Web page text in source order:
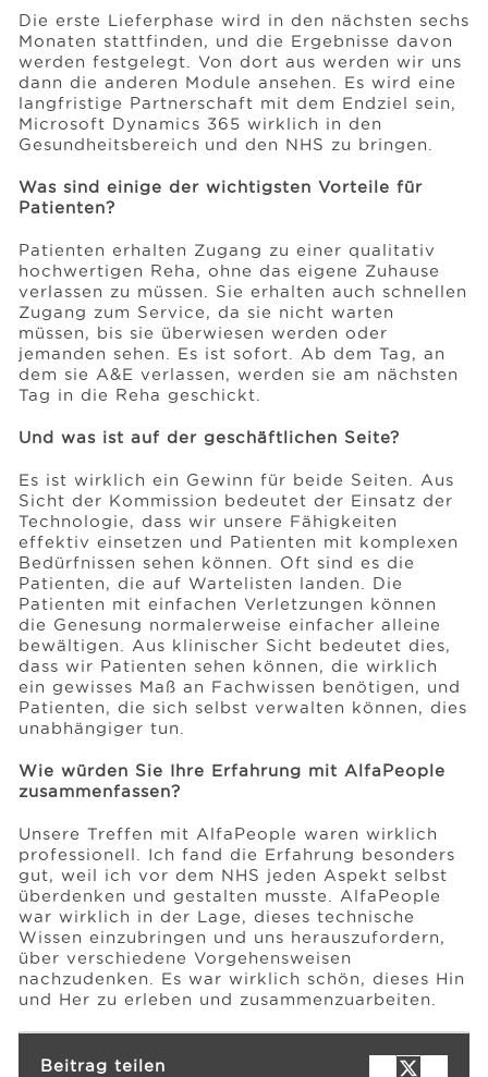
Die erste Lieferphase wird in den nächsten sechs
Monaten stattfinden, und die Ergebnisse davon
werden festgelegt. Von dort aus werden wir uns
dann die anderen Module ansehen. Es wird eine
langfristige Partnerschaft mit dem Endziel sein,
Microsoft Dynamics 365 wirklich in den
Gesundheitsbereich und den NHS zu bringen.
Was sind einige der wichtigsten Vorteile für
Patienten?
Patienten erhalten Zugang zu einer qualitativ
hochwertigen Reha, ohne das eigene Zuhause
verlassen zu müssen. Sie erhalten auch schnellen
Zugang zum Service, da sie nicht warten
müssen, bis sie überwiesen werden oder
jemanden sehen. Es ist sofort. Ab dem Tag, an
dem sie A&E verlassen, werden sie am nächsten
Tag in die Reha geschickt.
Und was ist auf der geschäftlichen Seite?
Es ist wirklich ein Gewinn für beide Seiten. Aus
Sicht der Kommission bedeutet der Einsatz der
Technologie, dass wir unsere Fähigkeiten
effektiv einsetzen und Patienten mit komplexen
Bedürfnissen sehen können. Oft sind es die
Patienten, die auf Wartelisten landen. Die
Patienten mit einfachen Verletzungen können
die Genesung normalerweise einfacher alleine
bewältigen. Aus klinischer Sicht bedeutet dies,
dass wir Patienten sehen können, die wirklich
ein gewisses Maß an Fachwissen benötigen, und
Patienten, die sich selbst verwalten können, dies
unabhängiger tun.
Wie würden Sie Ihre Erfahrung mit AlfaPeople
zusammenfassen?
Unsere Treffen mit AlfaPeople waren wirklich
professionell. Ich fand die Erfahrung besonders
gut, weil ich vor dem NHS jeden Aspekt selbst
überdenken und gestalten musste. AlfaPeople
war wirklich in der Lage, dieses technische
Wissen einzubringen und uns herauszufordern,
über verschiedene Vorgehensweisen
nachzudenken. Es war wirklich schön, dieses Hin
und Her zu erleben und zusammenzuarbeiten.
Beitrag teilen